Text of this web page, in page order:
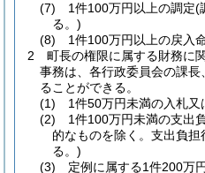
(7)
1件100万円以上の調定(
る。)
(8)
1件100万円以上の戻入
2
町長の権限に属する財務に
事務は、各行政委員会の課
ることができる。
(1)
1件50万円未満の入札
(2)
1件100万円未満の支出
的なものを除く。支出負
る。)
(3)
定例に属する1件200万